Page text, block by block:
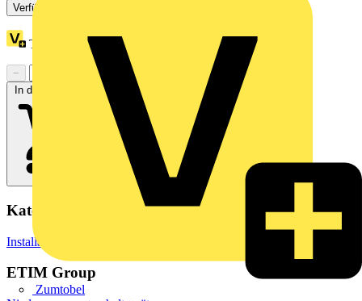
Zumtobel
Verfügbar: 3 Händler
Treuepunkte:
−
In den Warenkorb
Kategorien
Installationsmaterial & Zubehör
ETIM Group